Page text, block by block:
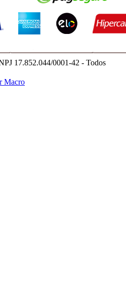
17.852.044/0001-42 - Todos
Macro